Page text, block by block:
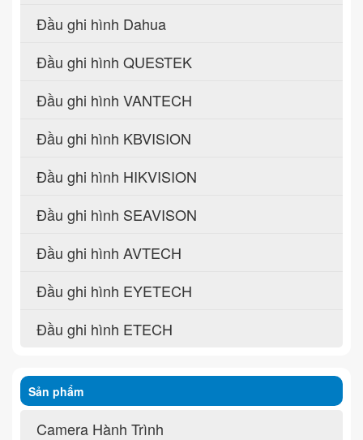
Đầu ghi hình Dahua
Đầu ghi hình QUESTEK
Đầu ghi hình VANTECH
Đầu ghi hình KBVISION
Đầu ghi hình HIKVISION
Đầu ghi hình SEAVISON
Đầu ghi hình AVTECH
Đầu ghi hình EYETECH
Đầu ghi hình ETECH
Sản phẩm
Camera Hành Trình